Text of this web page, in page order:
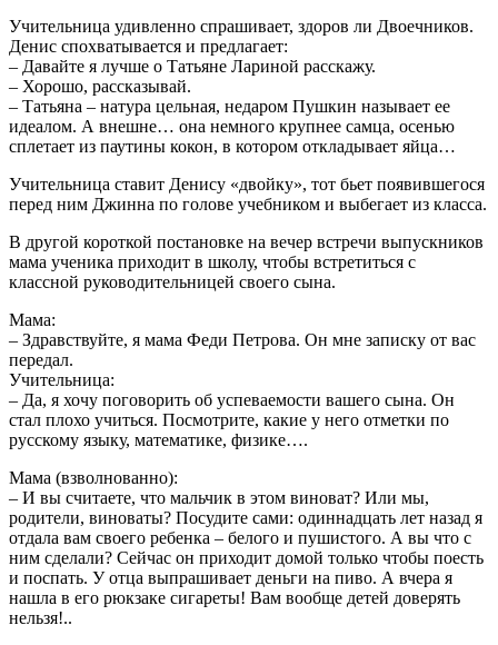
Учительница удивленно спрашивает, здоров ли Двоечников.
Денис спохватывается и предлагает:
– Давайте я лучше о Татьяне Лариной расскажу.
– Хорошо, рассказывай.
– Татьяна – натура цельная, недаром Пушкин называет ее
идеалом. А внешне… она немного крупнее самца, осенью
сплетает из паутины кокон, в котором откладывает яйца…
Учительница ставит Денису «двойку», тот бьет появившегося
перед ним Джинна по голове учебником и выбегает из класса.
В другой короткой постановке на вечер встречи выпускников
мама ученика приходит в школу, чтобы встретиться с
классной руководительницей своего сына.
Мама:
– Здравствуйте, я мама Феди Петрова. Он мне записку от вас
передал.
Учительница:
– Да, я хочу поговорить об успеваемости вашего сына. Он
стал плохо учиться. Посмотрите, какие у него отметки по
русскому языку, математике, физике….
Мама (взволнованно):
– И вы считаете, что мальчик в этом виноват? Или мы,
родители, виноваты? Посудите сами: одиннадцать лет назад я
отдала вам своего ребенка – белого и пушистого. А вы что с
ним сделали? Сейчас он приходит домой только чтобы поесть
и поспать. У отца выпрашивает деньги на пиво. А вчера я
нашла в его рюкзаке сигареты! Вам вообще детей доверять
нельзя!..